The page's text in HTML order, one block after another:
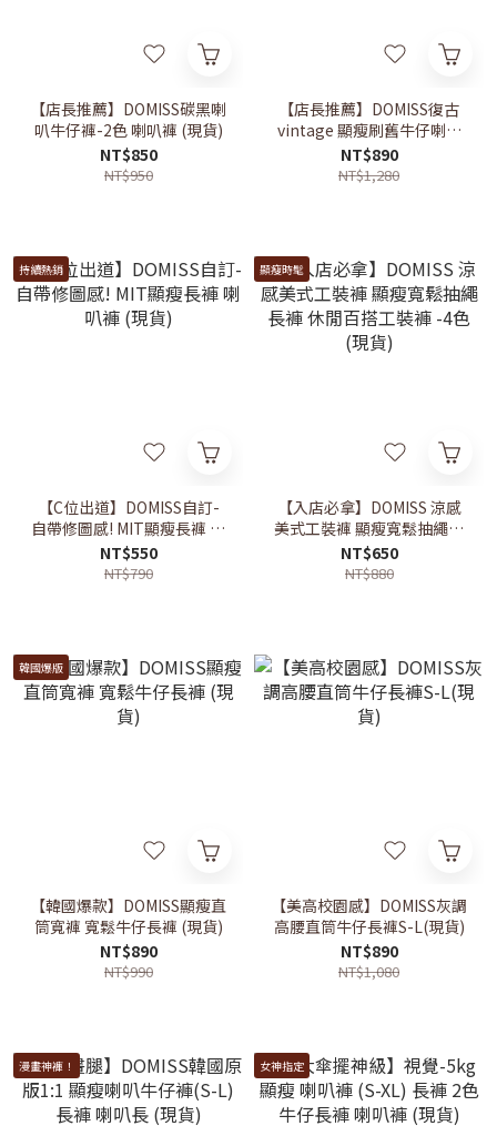
【店長推薦】DOMISS碳黑喇
叭牛仔褲-2色 喇叭褲 (現貨)
NT$850
NT$950
【店長推薦】DOMISS復古
vintage 顯瘦刷舊牛仔喇叭
褲 S-XL 牛仔褲 喇叭褲 (現
貨)
NT$890
NT$1,280
持續熱銷
【C位出道】DOMISS自訂-
自帶修圖感! MIT顯瘦長褲 喇
叭褲 (現貨)
NT$550
NT$790
顯瘦時髦
【入店必拿】DOMISS 涼感
美式工裝褲 顯瘦寬鬆抽繩長
褲 休閒百搭工裝褲 -4色 (現
貨)
NT$650
NT$880
韓國爆版
【韓國爆款】DOMISS顯瘦直
筒寬褲 寬鬆牛仔長褲 (現貨)
NT$890
NT$990
【美高校園感】DOMISS灰調
高腰直筒牛仔長褲S-L(現貨)
NT$890
NT$1,080
漫畫神褲！ 女神指定